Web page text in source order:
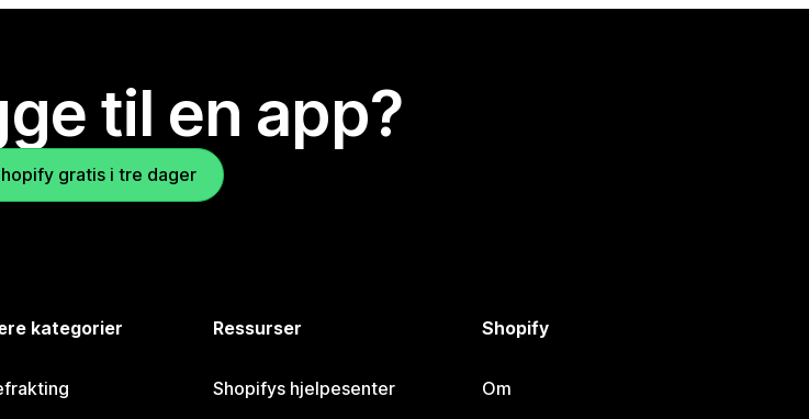
til en app?
gratis i tre dager
kategorier Ressurser
Shopifys hjelpesenter
Shopify
Om